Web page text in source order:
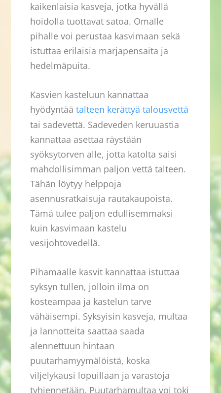
kaikenlaisia kasveja, jotka hyvällä
hoidolla tuottavat satoa. Omalle
pihalle voi perustaa kasvimaan sekä
istuttaa erilaisia marjapensaita ja
hedelmäpuita.
Kasvien kasteluun kannattaa
hyödyntää talteen kerättyä talousvettä
tai sadevettä. Sadeveden keruuastia
kannattaa asettaa räystään
syöksytorven alle, jotta katolta saisi
mahdollisimman paljon vettä talteen.
Tähän löytyy helppoja
asennusratkaisuja rautakaupoista.
Tämä tulee paljon edullisemmaksi
kuin kasvimaan kastelu
vesijohtovedellä.
Pihamaalle kasvit kannattaa istuttaa
syksyn tullen, jolloin ilma on
kosteampaa ja kastelun tarve
vähäisempi. Syksyisin kasveja, multaa
ja lannotteita saattaa saada
alennettuun hintaan
puutarhamyymälöistä, koska
viljelykausi lopuillaan ja varastoja
tyhjennetään. Puutarhamultaa voi toki